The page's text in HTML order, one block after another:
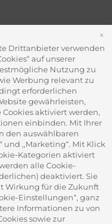
Drittanbieter verwenden
auf unserer
Nutzung zu
Werbung relevant zu
erforderlichen
gewährleisten,
aktiviert werden,
einbinden. Mit Ihrer
den auswählbaren
und ,,Marketing“. Mit Klick
Kategorien aktiviert
alle Cookie-
deaktiviert. Sie
Wirkung für die Zukunft
Einstellungen“, ganz
Informationen zu von
sowie zur